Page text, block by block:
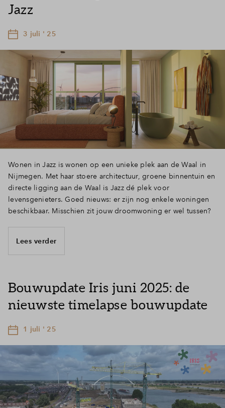
Jazz
3 juli ' 25
Wonen in Jazz is wonen op een unieke plek aan de Waal in
Nijmegen. Met haar stoere architectuur, groene binnentuin en
directe ligging aan de Waal is Jazz dé plek voor
levensgenieters. Goed nieuws: er zijn nog enkele woningen
beschikbaar. Misschien zit jouw droomwoning er wel tussen?
Lees verder
Bouwupdate Iris juni 2025: de
nieuwste timelapse bouwupdate
1 juli ' 25